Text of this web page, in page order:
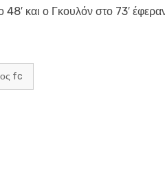
48′ και ο Γκουλόν στο 73′
fc